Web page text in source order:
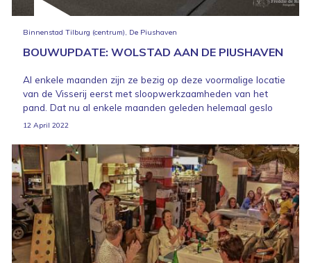
Binnenstad Tilburg (centrum), De Piushaven
BOUWUPDATE: WOLSTAD AAN DE PIUSHAVEN
Al enkele maanden zijn ze bezig op deze voormalige locatie
van de Visserij eerst met sloopwerkzaamheden van het
pand. Dat nu al enkele maanden geleden helemaal geslo
12 April 2022